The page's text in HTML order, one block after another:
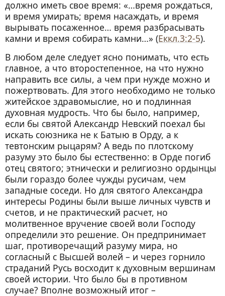
должно иметь свое время: «…время рождаться,
и время умирать; время насаждать, и время
вырывать посаженное… время разбрасывать
камни и время собирать камни…» (Еккл.3:2-5).
В любом деле следует ясно понимать, что есть
главное, а что второстепенное, на что нужно
направить все силы, а чем при нужде можно и
пожертвовать. Для этого необходимо не только
житейское здравомыслие, но и подлинная
духовная мудрость. Что бы было, например,
если бы святой Александр Невский поехал бы
искать союзника не к Батыю в Орду, а к
тевтонским рыцарям? А ведь по плотскому
разуму это было бы естественно: в Орде погиб
отец святого; этнически и религиозно ордынцы
были гораздо более чужды русичам, чем
западные соседи. Но для святого Александра
интересы Родины были выше личных чувств и
счетов, и не практический расчет, но
молитвенное вручение своей воли Господу
определили это решение. Он предпринимает
шаг, противоречащий разуму мира, но
согласный с Высшей волей – и через горнило
страданий Русь восходит к духовным вершинам
своей истории. Что было бы в противном
случае? Вполне возможный итог –